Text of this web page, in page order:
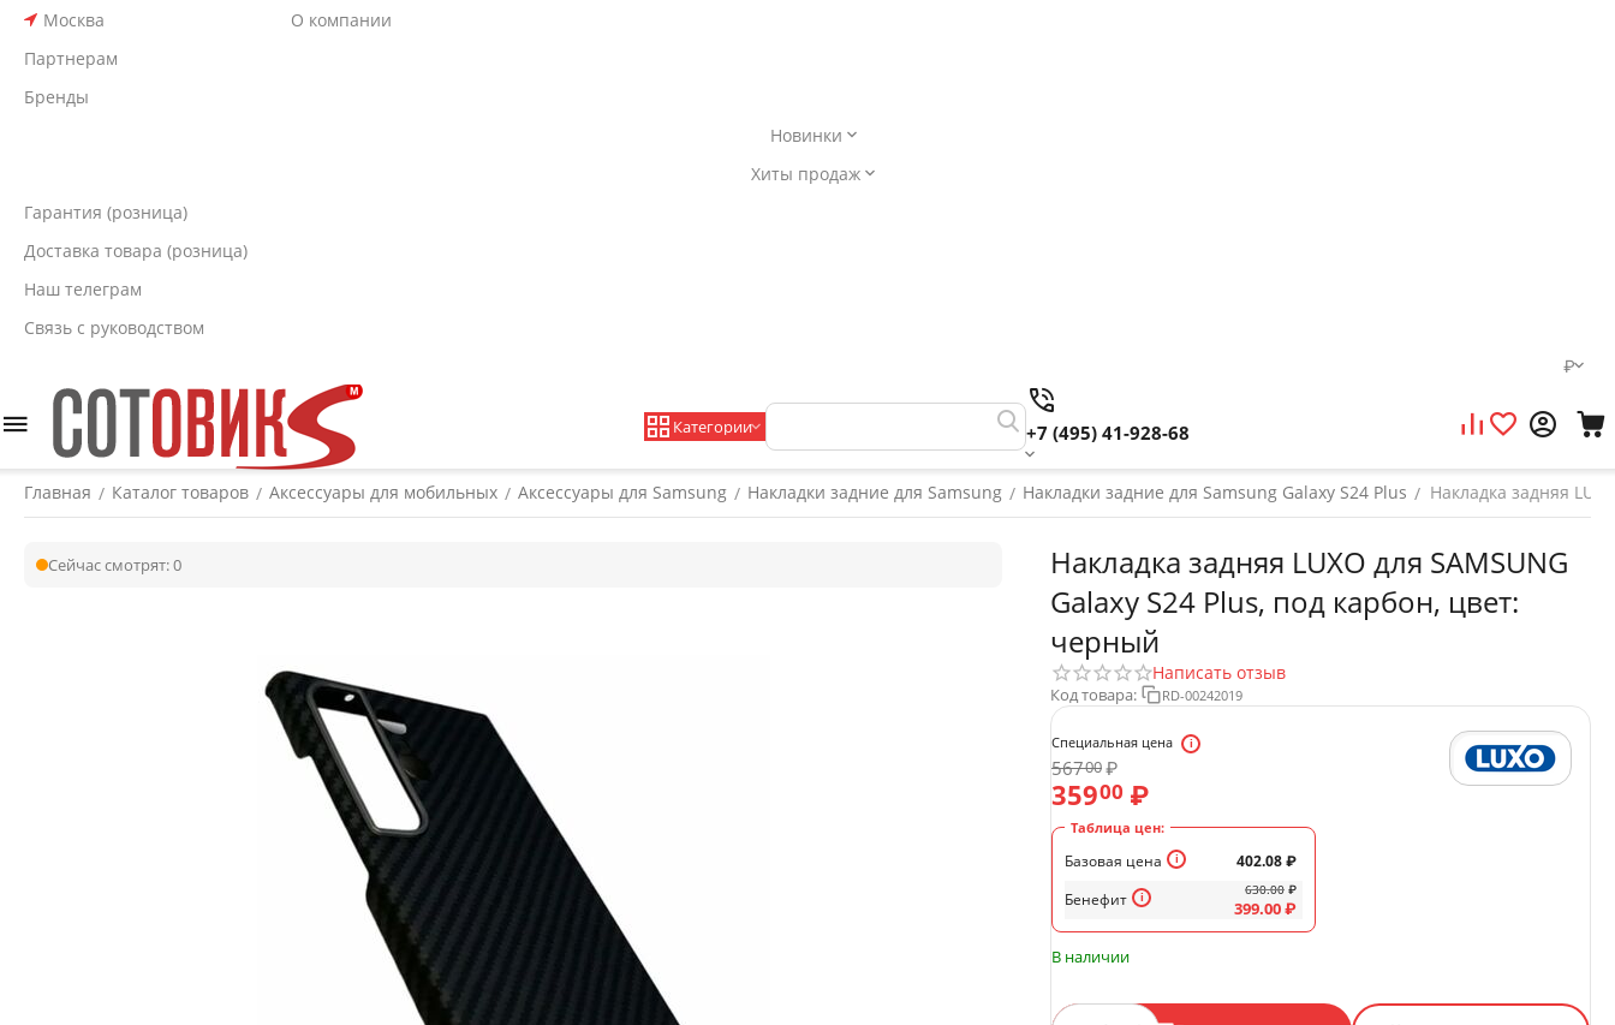
Москва
О компании
Партнерам
Бренды
Новинки
Хиты продаж
Гарантия (розница)
Доставка товара (розница)
Наш телеграм
Связь с руководством
₽
Категории +7 (495) 41-928-68
Главная / Каталог товаров / Аксессуары для мобильных / Аксессуары для Samsung / Накладки задние для Samsung / Накладки задние для Samsung Galaxy S24 Plus / Накладка задняя
Сейчас смотрят:0
Накладка задняя LUXO для SAMSUNG
Galaxy S24 Plus, под карбон, цвет:
черный
Написать отзыв
Код товара: RD-00242019
Специальная цена
56700₽
35900 ₽
Таблица цен:
Базовая цена
Бенефит
402.08₽
630.00 ₽
399.00₽
В наличии